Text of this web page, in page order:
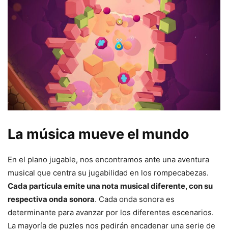
La música mueve el mundo
En el plano jugable, nos encontramos ante una aventura
musical que centra su jugabilidad en los rompecabezas.
Cada partícula emite una nota musical diferente, con su
respectiva onda sonora. Cada onda sonora es
determinante para avanzar por los diferentes escenarios.
La mayoría de puzles nos pedirán encadenar una serie de